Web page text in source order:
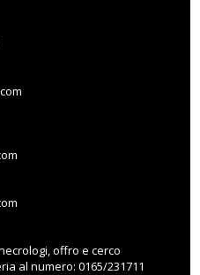
offro e cerco
al numero: 0165/231711